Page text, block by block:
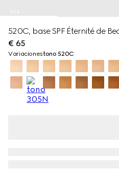
4
520C, base SPF Éternité de
€ 65
Variacionestono 520C